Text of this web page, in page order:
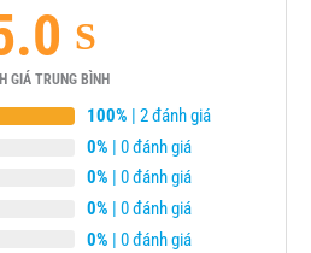
GIÁ TRUNG BÌNH
100% | 2 đánh giá
0% | 0 đánh giá
0% | 0 đánh giá
0% | 0 đánh giá
0% | 0 đánh giá